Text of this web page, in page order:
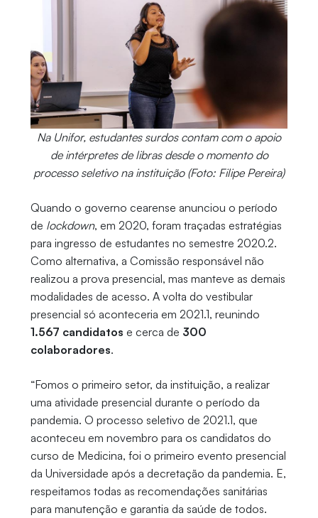
Na Unifor, estudantes surdos contam com o apoio
de intérpretes de libras desde o momento do
processo seletivo na instituição (Foto: Filipe Pereira)
Quando o governo cearense anunciou o período
de lockdown, em 2020, foram traçadas estratégias
para ingresso de estudantes no semestre 2020.2.
Como alternativa, a Comissão responsável não
realizou a prova presencial, mas manteve as demais
modalidades de acesso. A volta do vestibular
presencial só aconteceria em 2021.1, reunindo
1.567 candidatos e cerca de 300
colaboradores.
“Fomos o primeiro setor, da instituição, a realizar
uma atividade presencial durante o período da
pandemia. O processo seletivo de 2021.1, que
aconteceu em novembro para os candidatos do
curso de Medicina, foi o primeiro evento presencial
da Universidade após a decretação da pandemia. E,
respeitamos todas as recomendações sanitárias
para manutenção e garantia da saúde de todos.